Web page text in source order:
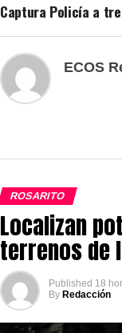
Captura Policía a
ECOS
ROSARITO
Localizan
terrenos de
Published 18
By Redacción